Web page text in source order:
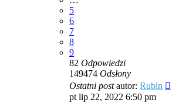
5
6
7
8
9
82 Odpowiedzi
149474 Odsłony
Ostatni postautor: Rubin
pt lip 22, 2022 6:50 pm